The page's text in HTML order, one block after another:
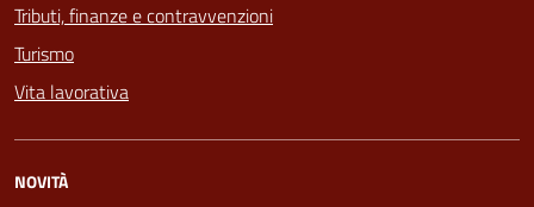
Tributi, finanze e contravvenzioni
Turismo
Vita lavorativa
NOVITÀ